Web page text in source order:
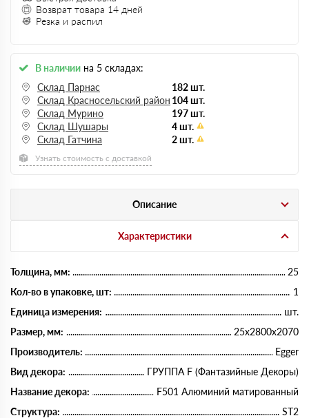
Возврат товара 14 дней
Резка и распил
В наличии на 5 складах:
Склад Парнас
182 шт.
Склад Красносельский район 104 шт.
Склад Мурино
197 шт.
Склад Шушары
4 шт.
Склад Гатчина
2 шт.
Узнать стоимость с доставкой
Описание
Характеристики
Толщина, мм:
25
Кол-во в упаковке, шт:
1
Единица измерения:
шт.
Размер, мм:
25х2800х2070
Производитель:
Egger
Вид декора:
ГРУППА F (Фантазийные Декоры)
Название декора:
F501 Алюминий матированный
Структура:
ST2